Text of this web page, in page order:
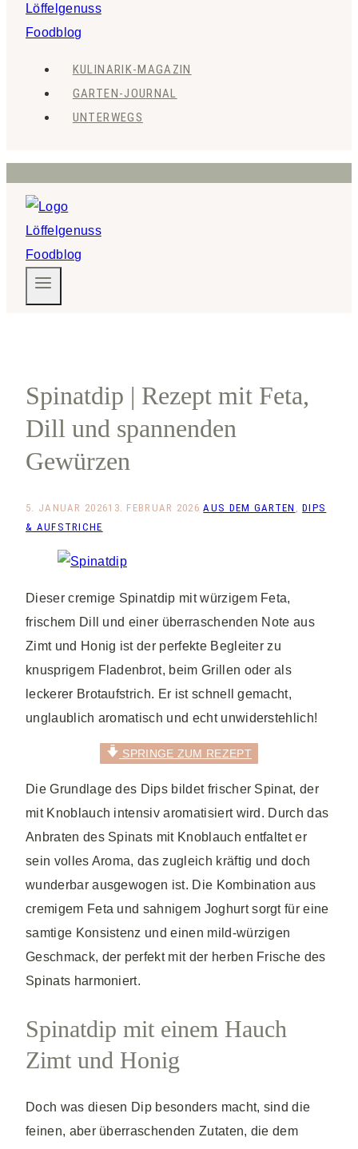
KULINARIK-MAGAZIN
GARTEN-JOURNAL
UNTERWEGS
Spinatdip | Rezept mit Feta,
Dill und spannenden
Gewürzen
5. JANUAR 202613. FEBRUAR 2026 AUS DEM GARTEN ,DIPS
& AUFSTRICHE
Dieser cremige Spinatdip mit würzigem Feta,
frischem Dill und einer überraschenden Note aus
Zimt und Honig ist der perfekte Begleiter zu
knusprigem Fladenbrot, beim Grillen oder als
leckerer Brotaufstrich. Er ist schnell gemacht,
unglaublich aromatisch und echt unwiderstehlich!
SPRINGE ZUM REZEPT
Die Grundlage des Dips bildet frischer Spinat, der
mit Knoblauch intensiv aromatisiert wird. Durch das
Anbraten des Spinats mit Knoblauch entfaltet er
sein volles Aroma, das zugleich kräftig und doch
wunderbar ausgewogen ist. Die Kombination aus
cremigem Feta und sahnigem Joghurt sorgt für eine
samtige Konsistenz und einen mild-würzigen
Geschmack, der perfekt mit der herben Frische des
Spinats harmoniert.
Spinatdip mit einem Hauch
Zimt und Honig
Doch was diesen Dip besonders macht, sind die
feinen, aber überraschenden Zutaten, die dem